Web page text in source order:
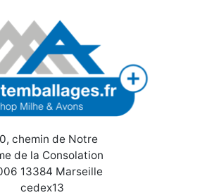
chemin de Notre
de la Consolation
13384 Marseille
cedex13